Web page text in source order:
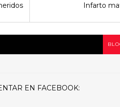
Infarto
EN FACEBOOK: